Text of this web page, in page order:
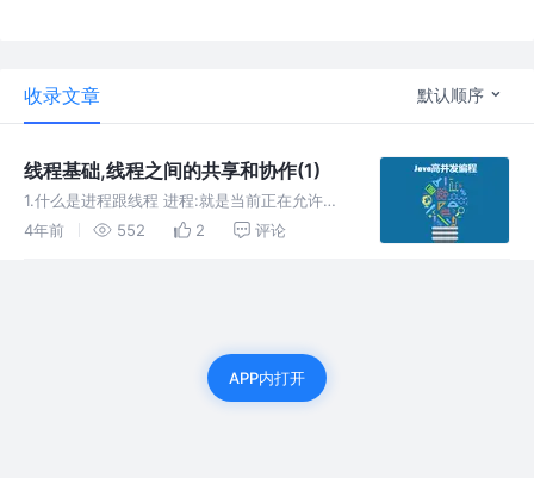
收录文章 默认顺序
线程基础,线程之间的共享和协作(1)
1.什么是进程跟线程 进程:就是当前正在允许的
应用程序(软件) 线程:线程是cpu时间片轮转机
4年前 552 2 评论
APP内打开